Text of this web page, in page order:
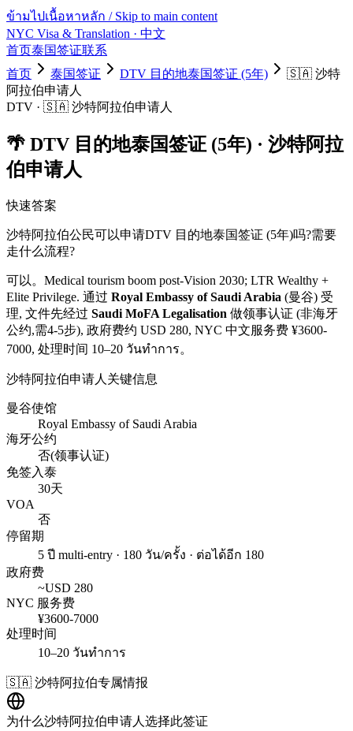
ข้ามไปเนื้อหาหลัก / Skip to main content
NYC Visa & Translation · 中文
首页泰国签证联系
首页
泰国签证 DTV 目的地泰国签证 (5年) 🇸🇦 沙特
阿拉伯申请人
DTV · 🇸🇦 沙特阿拉伯申请人
🌴 DTV 目的地泰国签证 (5年) · 沙特阿拉
伯申请人
快速答案
沙特阿拉伯公民可以申请DTV 目的地泰国签证 (5年)吗?需要
走什么流程?
可以。 Medical tourism boom post-Vision 2030; LTR Wealthy +
Elite Privilege. 通过 Royal Embassy of Saudi Arabia (曼谷) 受
理, 文件先经过 Saudi MoFA Legalisation 做领事认证 (非海牙
公约,需4-5步), 政府费约 USD 280, NYC 中文服务费 ¥3600-
7000, 处理时间 10–20 วันทำการ。
沙特阿拉伯申请人关键信息
曼谷使馆
Royal Embassy of Saudi Arabia
海牙公约
否(领事认证)
免签入泰
30天
VOA
否
停留期
5 ปี multi-entry · 180 วัน/ครั้ง · ต่อได้อีก 180
政府费
~USD 280
NYC 服务费
¥3600-7000
处理时间
10–20 วันทำการ
🇸🇦 沙特阿拉伯专属情报
为什么沙特阿拉伯申请人选择此签证